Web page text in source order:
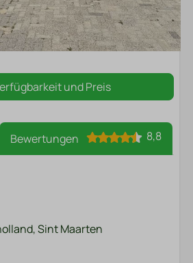
und Preis
Bewertungen 8,8
Sint Maarten